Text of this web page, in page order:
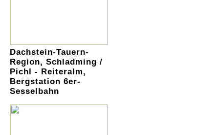
Dachstein-Tauern-
Region, Schladming /
Pichl - Reiteralm,
Bergstation 6er-
Sesselbahn